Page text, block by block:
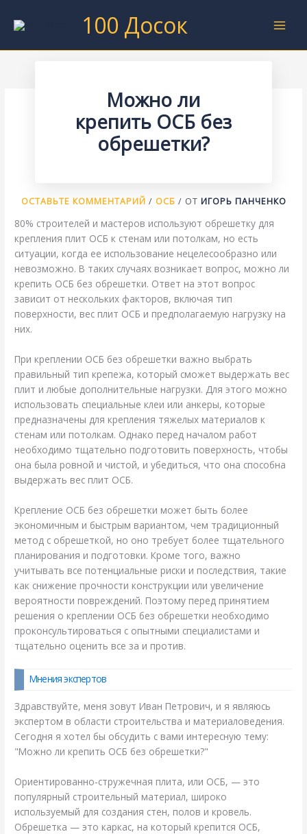
100 Досок
Можно ли
крепить ОСБ без
обрешетки?
ОСТАВЬТЕ КОММЕНТАРИЙ / ОСБ / ОТ ИГОРЬ ПАНЧЕНКО
80% строителей и мастеров используют обрешетку для
крепления плит ОСБ к стенам или потолкам, но есть
ситуации, когда ее использование нецелесообразно или
невозможно. В таких случаях возникает вопрос, можно ли
крепить ОСБ без обрешетки. Ответ на этот вопрос
зависит от нескольких факторов, включая тип
поверхности, вес плит ОСБ и предполагаемую нагрузку на
них.
При креплении ОСБ без обрешетки важно выбрать
правильный тип крепежа, который сможет выдержать вес
плит и любые дополнительные нагрузки. Для этого можно
использовать специальные клеи или анкеры, которые
предназначены для крепления тяжелых материалов к
стенам или потолкам. Однако перед началом работ
необходимо тщательно подготовить поверхность, чтобы
она была ровной и чистой, и убедиться, что она способна
выдержать вес плит ОСБ.
Крепление ОСБ без обрешетки может быть более
экономичным и быстрым вариантом, чем традиционный
метод с обрешеткой, но оно требует более тщательного
планирования и подготовки. Кроме того, важно
учитывать все потенциальные риски и последствия, такие
как снижение прочности конструкции или увеличение
вероятности повреждений. Поэтому перед принятием
решения о креплении ОСБ без обрешетки необходимо
проконсультироваться с опытными специалистами и
тщательно оценить все за и против.
Мнения экспертов
Здравствуйте, меня зовут Иван Петрович, и я являюсь
экспертом в области строительства и материаловедения.
Сегодня я хотел бы обсудить с вами интересную тему:
"Можно ли крепить ОСБ без обрешетки?"
Ориентированно-стружечная плита, или ОСБ, — это
популярный строительный материал, широко
используемый для создания стен, полов и кровель.
Обрешетка — это каркас, на который крепится ОСБ,